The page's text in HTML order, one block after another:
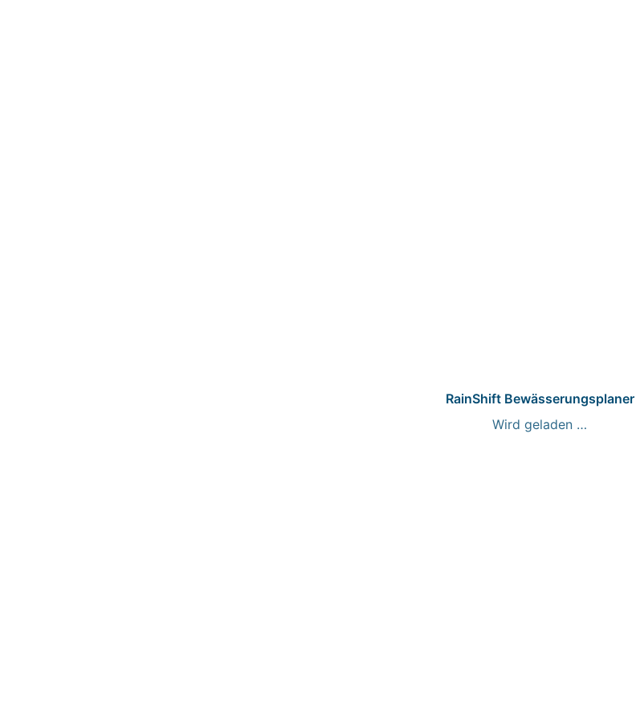
RainShift Bewässerungsplaner
Wird geladen …